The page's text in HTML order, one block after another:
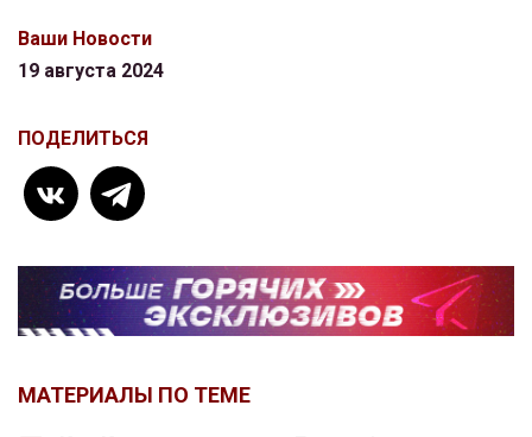
Ваши Новости
19 августа 2024
ПОДЕЛИТЬСЯ
МАТЕРИАЛЫ ПО ТЕМЕ